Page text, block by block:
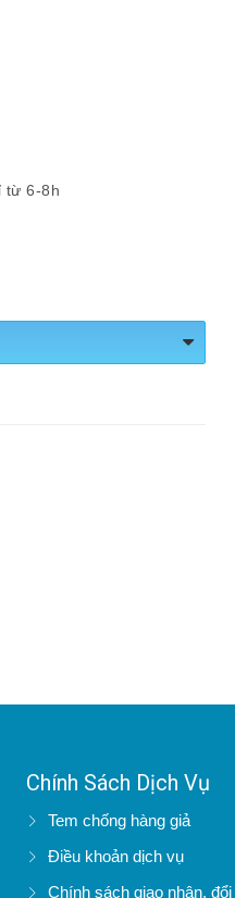
từ 6-8h
Chính Sách Dịch Vụ
Tem chống hàng giả
Điều khoản dịch vụ
Chính sách giao nhận, đổi